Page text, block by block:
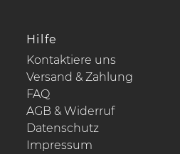
Hilfe
Kontaktiere uns
Versand & Zahlung
FAQ
AGB & Widerruf
Datenschutz
Impressum